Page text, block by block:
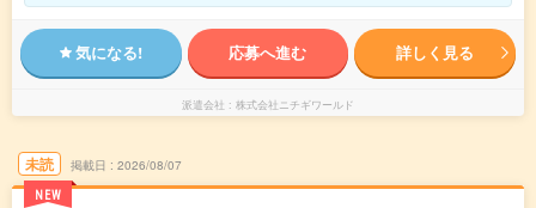
気になる! 応募へ進む 詳しく見る
派遣会社 株式会社ニチギワールド
未読
NEW
掲載日 2026/08/07